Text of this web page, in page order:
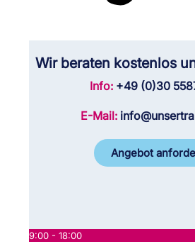
Wir beraten kostenlos
Info: +49 (0)30
E-Mail:
Angebot
9:00 - 18:00